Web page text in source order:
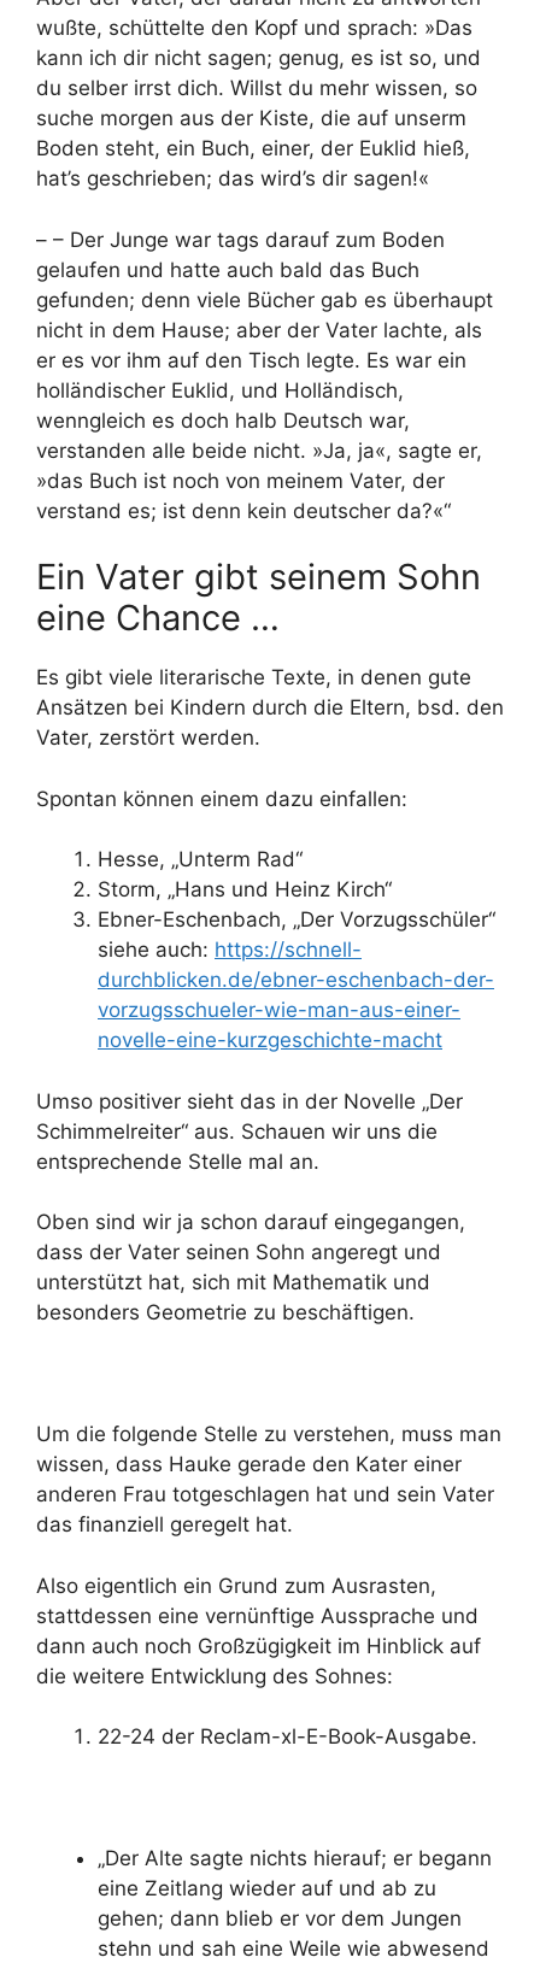
wußte, schüttelte den Kopf und sprach: »Das
kann ich dir nicht sagen; genug, es ist so, und
du selber irrst dich. Willst du mehr wissen, so
suche morgen aus der Kiste, die auf unserm
Boden steht, ein Buch, einer, der Euklid hieß,
hat’s geschrieben; das wird’s dir sagen!«
– – Der Junge war tags darauf zum Boden
gelaufen und hatte auch bald das Buch
gefunden; denn viele Bücher gab es überhaupt
nicht in dem Hause; aber der Vater lachte, als
er es vor ihm auf den Tisch legte. Es war ein
holländischer Euklid, und Holländisch,
wenngleich es doch halb Deutsch war,
verstanden alle beide nicht. »Ja, ja«, sagte er,
»das Buch ist noch von meinem Vater, der
verstand es; ist denn kein deutscher da?«“
Ein Vater gibt seinem Sohn
eine Chance …
Es gibt viele literarische Texte, in denen gute
Ansätzen bei Kindern durch die Eltern, bsd. den
Vater, zerstört werden.
Spontan können einem dazu einfallen:
Hesse, „Unterm Rad“
Storm, „Hans und Heinz Kirch“
Ebner-Eschenbach, „Der Vorzugsschüler“
siehe auch: https://schnell-
durchblicken.de/ebner-eschenbach-der-
vorzugsschueler-wie-man-aus-einer-
novelle-eine-kurzgeschichte-macht
Umso positiver sieht das in der Novelle „Der
Schimmelreiter“ aus. Schauen wir uns die
entsprechende Stelle mal an.
Oben sind wir ja schon darauf eingegangen,
dass der Vater seinen Sohn angeregt und
unterstützt hat, sich mit Mathematik und
besonders Geometrie zu beschäftigen.
Um die folgende Stelle zu verstehen, muss man
wissen, dass Hauke gerade den Kater einer
anderen Frau totgeschlagen hat und sein Vater
das finanziell geregelt hat.
Also eigentlich ein Grund zum Ausrasten,
stattdessen eine vernünftige Aussprache und
dann auch noch Großzügigkeit im Hinblick auf
die weitere Entwicklung des Sohnes:
22-24 der Reclam-xl-E-Book-Ausgabe.
„Der Alte sagte nichts hierauf; er begann
eine Zeitlang wieder auf und ab zu
gehen; dann blieb er vor dem Jungen
stehn und sah eine Weile wie abwesend